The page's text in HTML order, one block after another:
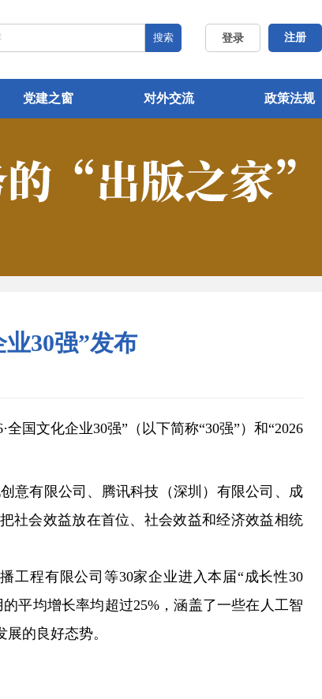
登录 注册
搜索
党建之窗 对外交流 政策法规
业30强”发布
国文化企业30强”（以下简称“30强”）和“2026
有限公司、腾讯科技（深圳）有限公司、成
社会效益放在首位、社会效益和经济效益相统
程有限公司等30家企业进入本届“成长性30
平均增长率均超过25%，涵盖了一些在人工智
的良好态势。